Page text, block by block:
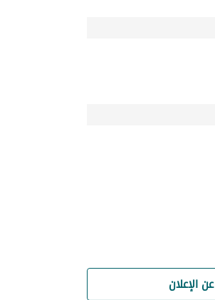
عن الإعلان